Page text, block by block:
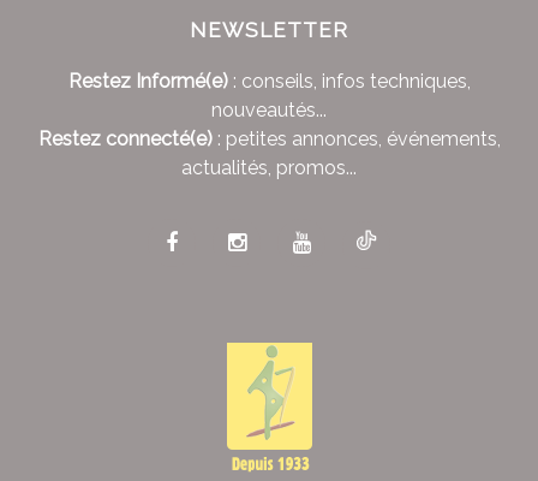
NEWSLETTER
Restez Informé(e): conseils, infos techniques,
nouveautés...
Restez connecté(e): petites annonces, événements,
actualités, promos...